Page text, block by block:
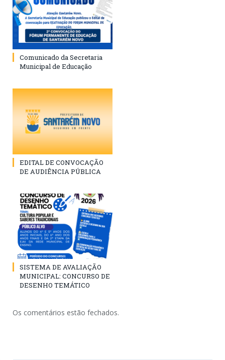
Comunicado da Secretaria
Municipal de Educação
EDITAL DE CONVOCAÇÃO
DE AUDIÊNCIA PÚBLICA
SISTEMA DE AVALIAÇÃO
MUNICIPAL: CONCURSO DE
DESENHO TEMÁTICO
Os comentários estão fechados.